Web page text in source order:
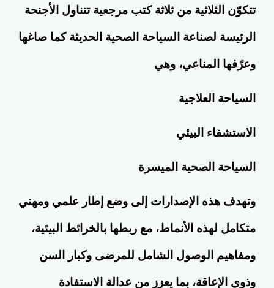
تتكوّن الثلاثية من ثلاثة كتب مرجعية تتناول الأجنحة
الرئيسة لصناعة السياحة الصحية الحديثة كما صاغها
وعرّفها المناعي، وهي
السياحة العلاجية
الاستشفاء البيئي
السياحة الصحية الميسرة
وتهدف هذه الإصدارات إلى وضع إطار علمي ومهني
متكامل لهذه الأنماط، مع ربطها بالخرائط البيئية،
ومفاهيم الوصول الشامل للمرضى وكبار السن
وذوي الإعاقة، بما يعزز من عدالة الاستفادة